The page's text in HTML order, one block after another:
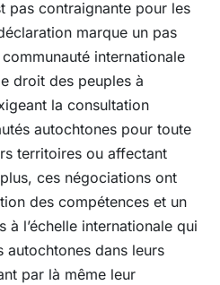
pas contraignante pour les
marque un pas
internationale
droit des peuples à
la consultation
autochtones pour toute
territoires ou affectant
ces négociations ont
des compétences et un
à l’échelle internationale qui
dans leurs
par là même leur